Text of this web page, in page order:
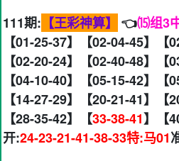
111期: 【王彩神算】 👈⒂组3
【01-25-37】【02-04-45】【
【02-20-24】【02-40-48】【
【04-10-40】【05-15-42】【
【14-27-29】【20-21-41】【
【28-35-42】【33-38-41】【
开:24-23-21-41-38-33特:马01